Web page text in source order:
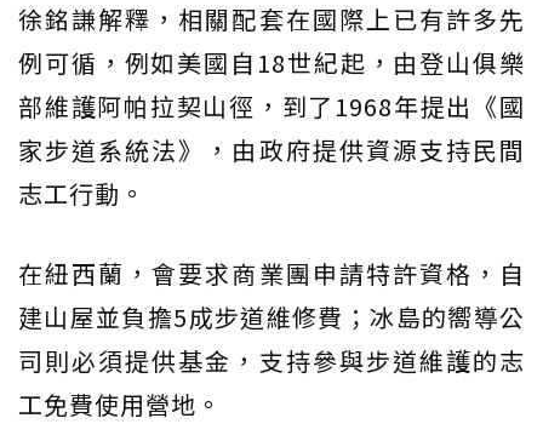
徐銘謙解釋，相關配套在國際上已有許多先
例可循，例如美國自18世紀起，由登山俱樂
部維護阿帕拉契山徑，到了1968年提出《國
家步道系統法》，由政府提供資源支持民間
志工行動。
在紐西蘭，會要求商業團申請特許資格，自
建山屋並負擔5成步道維修費；冰島的嚮導公
司則必須提供基金，支持參與步道維護的志
工免費使用營地。